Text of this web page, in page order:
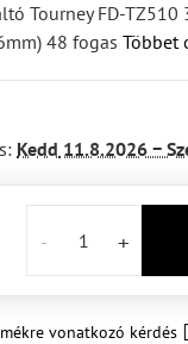
Tourney FD-
48 fogasTöbbet
Kedd 11.8.2026 −
vonatkozó kérdés